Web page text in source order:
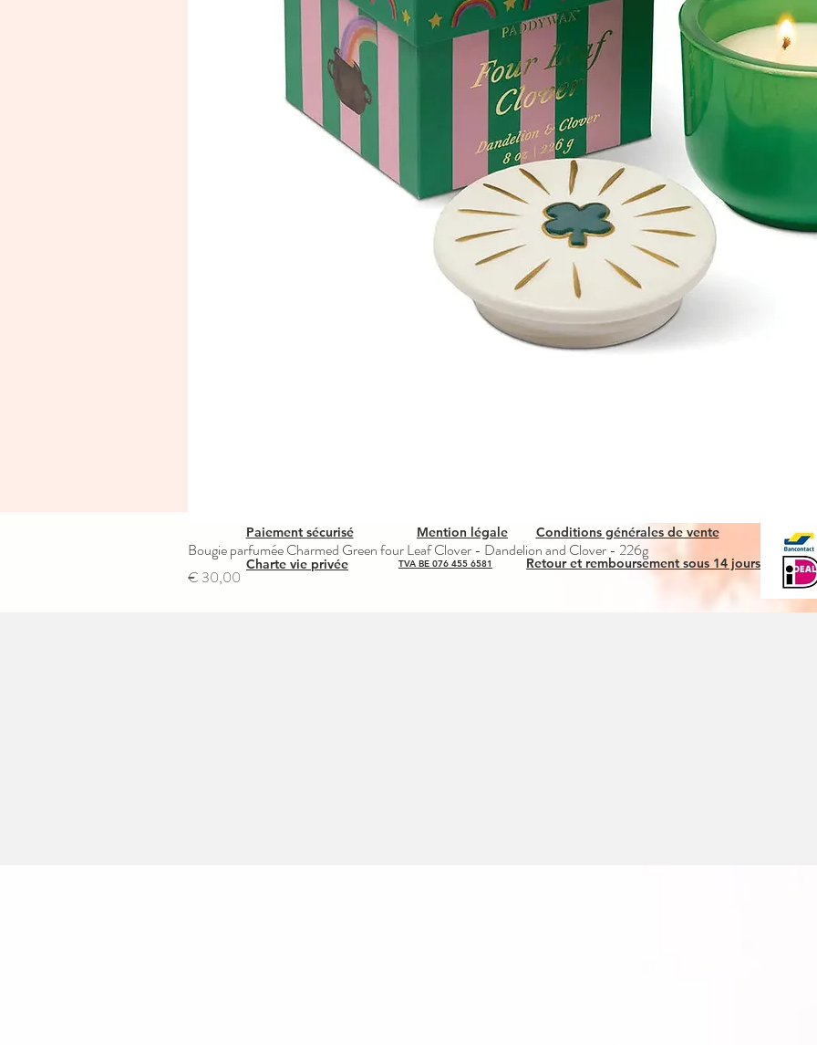
Snel overzicht
Bougie parfumée Charmed Green four Leaf Clover - Dandelion and Clover - 226g
Prijs
€ 30,00
Paiement sécurisé Mention légale
Conditions générales de vente
Charte vie privée
Retour et remboursement sous 14 jours
TVA BE 076 455 6581